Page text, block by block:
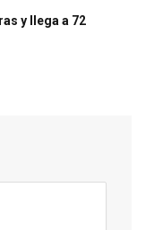
y llega a 72